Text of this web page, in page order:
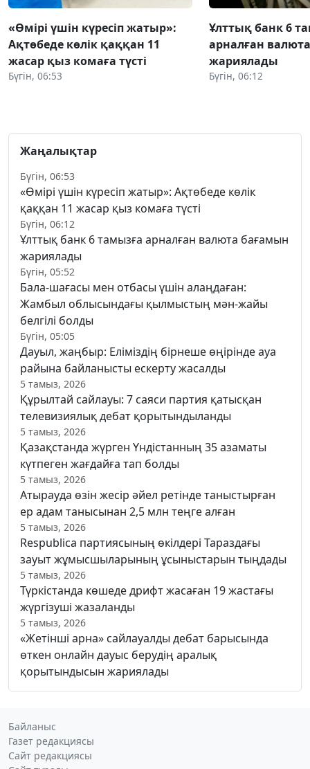
«Өмірі үшін күресіп жатыр»:
Ақтөбеде көлік қаққан 11
жасар қыз комаға түсті
Бүгін, 06:53
Ұлттық банк 6
арналған
жариялады
Бүгін, 06:12
Жаңалықтар
Бүгін, 06:53
«Өмірі үшін күресіп жатыр»: Ақтөбеде көлік
қаққан 11 жасар қыз комаға түсті
Бүгін, 06:12
Ұлттық банк 6 тамызға арналған валюта бағамын
жариялады
Бүгін, 05:52
Бала-шағасы мен отбасы үшін алаңдаған:
Жамбыл облысындағы қылмыстың мән-жайы
белгілі болды
Бүгін, 05:05
Дауыл, жаңбыр: Еліміздің бірнеше өңірінде ауа
райына байланысты ескерту жасалды
5 тамыз, 2026
Құрылтай сайлауы: 7 саяси партия қатысқан
телевизиялық дебат қорытындыланды
5 тамыз, 2026
Қазақстанда жүрген Үндістанның 35 азаматы
күтпеген жағдайға тап болды
5 тамыз, 2026
Атырауда өзін жесір әйел ретінде таныстырған
ер адам танысынан 2,5 млн теңге алған
5 тамыз, 2026
Respublica партиясының өкілдері Тараздағы
зауыт жұмысшыларының ұсыныстарын тыңдады
5 тамыз, 2026
Түркістанда көшеде дрифт жасаған 19 жастағы
жүргізуші жазаланды
5 тамыз, 2026
«Жетінші арна» сайлауалды дебат барысында
өткен онлайн дауыс берудің аралық
қорытындысын жариялады
Байланыс
Газет редакциясы
Сайт редакциясы